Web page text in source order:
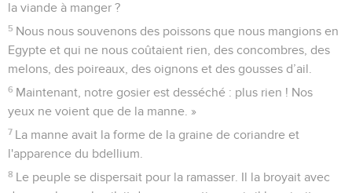
la viande à manger ?
5 Nous nous souvenons des poissons que nous mangions en
Egypte et qui ne nous coûtaient rien, des concombres, des
melons, des poireaux, des oignons et des gousses d’ail.
6 Maintenant, notre gosier est desséché : plus rien ! Nos
yeux ne voient que de la manne. »
7 La manne avait la forme de la graine de coriandre et
l'apparence du bdellium.
8 Le peuple se dispersait pour la ramasser. Il la broyait avec